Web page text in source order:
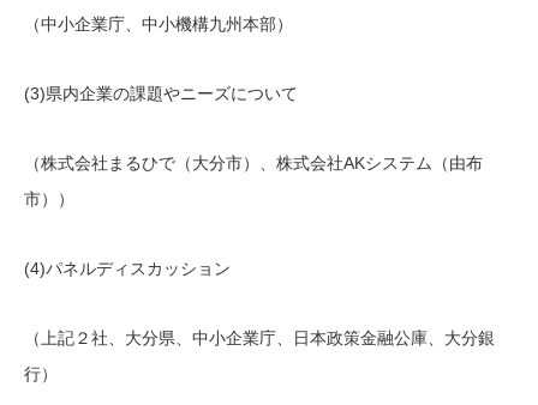
（中小企業庁、中小機構九州本部）
(3)県内企業の課題やニーズについて
（株式会社まるひで（大分市）、株式会社AKシステム（由布
市））
(4)パネルディスカッション
（上記２社、大分県、中小企業庁、日本政策金融公庫、大分銀
行）